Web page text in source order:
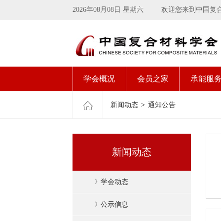
2026年08月08日 星期六 欢迎您来到中国复
学会概况 会员之家 承能服
新闻动态 > 通知公告
新闻动态
》 学会动态
》 公示信息